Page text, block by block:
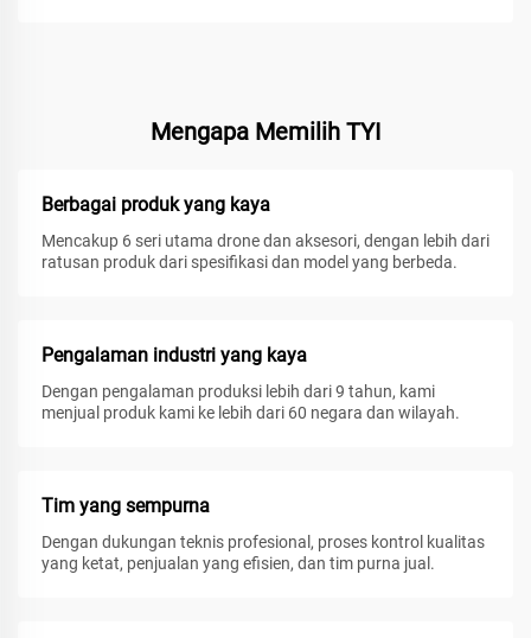
Mengapa Memilih TYI
Berbagai produk yang kaya
Mencakup 6 seri utama drone dan aksesori, dengan lebih dari
ratusan produk dari spesifikasi dan model yang berbeda.
Pengalaman industri yang kaya
Dengan pengalaman produksi lebih dari 9 tahun, kami
menjual produk kami ke lebih dari 60 negara dan wilayah.
Tim yang sempurna
Dengan dukungan teknis profesional, proses kontrol kualitas
yang ketat, penjualan yang efisien, dan tim purna jual.